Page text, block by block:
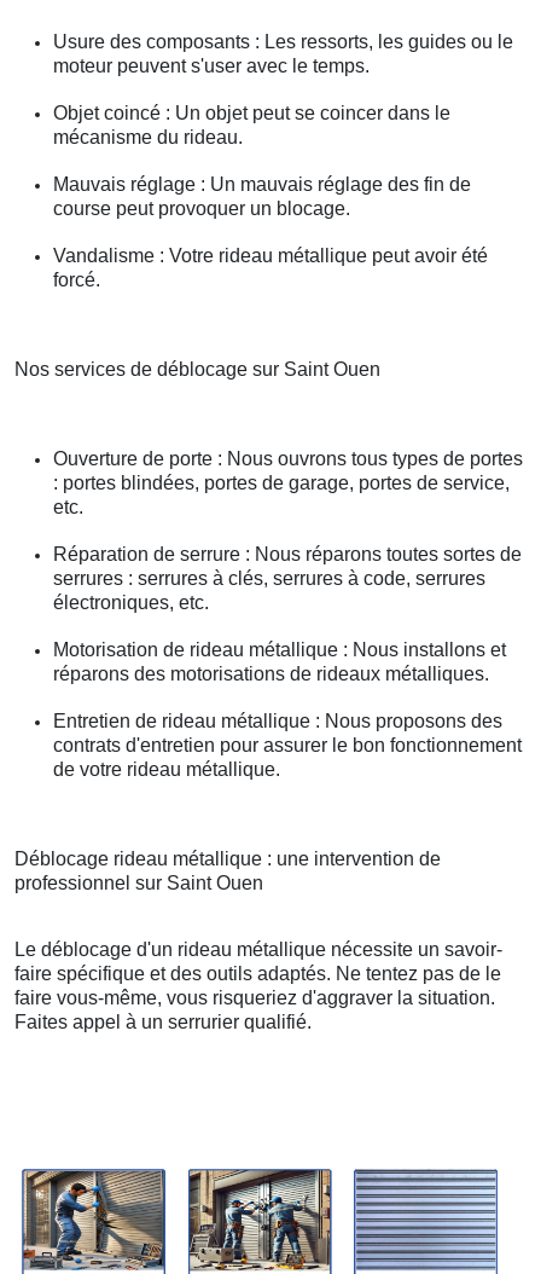
Usure des composants : Les ressorts, les guides ou le
moteur peuvent s'user avec le temps.
Objet coincé : Un objet peut se coincer dans le
mécanisme du rideau.
Mauvais réglage : Un mauvais réglage des fin de
course peut provoquer un blocage.
Vandalisme : Votre rideau métallique peut avoir été
forcé.
Nos services de déblocage sur Saint Ouen
Ouverture de porte : Nous ouvrons tous types de portes
: portes blindées, portes de garage, portes de service,
etc.
Réparation de serrure : Nous réparons toutes sortes de
serrures : serrures à clés, serrures à code, serrures
électroniques, etc.
Motorisation de rideau métallique : Nous installons et
réparons des motorisations de rideaux métalliques.
Entretien de rideau métallique : Nous proposons des
contrats d'entretien pour assurer le bon fonctionnement
de votre rideau métallique.
Déblocage rideau métallique : une intervention de
professionnel sur Saint Ouen
Le déblocage d'un rideau métallique nécessite un savoir-
faire spécifique et des outils adaptés. Ne tentez pas de le
faire vous-même, vous risqueriez d'aggraver la situation.
Faites appel à un serrurier qualifié.